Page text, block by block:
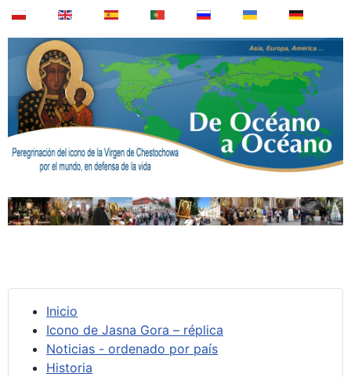
Inicio
Icono de Jasna Gora – réplica
Noticias - ordenado por país
Historia